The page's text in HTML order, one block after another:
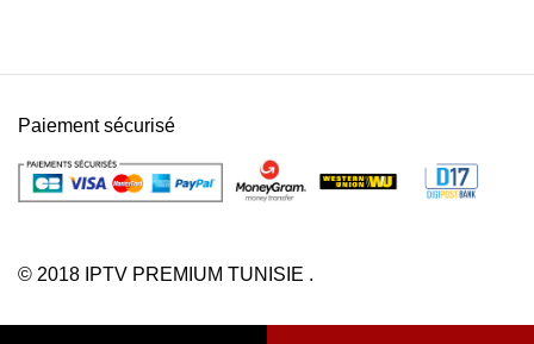
© 2018 IPTV PREMIUM TUNISIE .
Paiement sécurisé